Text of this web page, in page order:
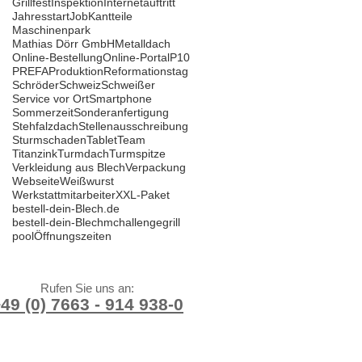
JahresstartJobKantteile
Maschinenpark
Mathias Dörr GmbHMetalldach
Online-BestellungOnline-PortalP10
PREFAProduktionReformationstag
SchröderSchweizSchweißer
Service vor OrtSmartphone
SommerzeitSonderanfertigung
StehfalzdachStellenausschreibung
SturmschadenTabletTeam
TitanzinkTurmdachTurmspitze
Verkleidung aus BlechVerpackung
WebseiteWeißwurst
WerkstattmitarbeiterXXL-Paket
bestell-dein-Blech.de
bestell-dein-Blechmchallengegrill
poolÖffnungszeiten
Rufen Sie uns an:
(0) 7663 - 914 938-0